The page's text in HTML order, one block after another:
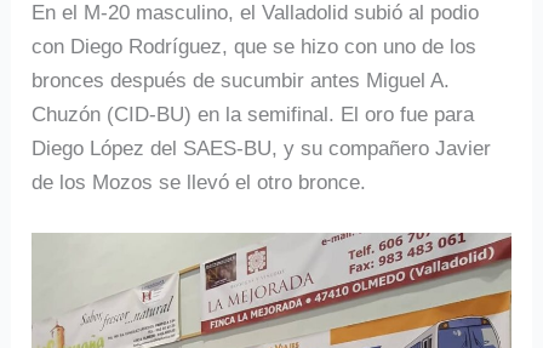
En el M-20 masculino, el Valladolid subió al podio
con Diego Rodríguez, que se hizo con uno de los
bronces después de sucumbir antes Miguel A.
Chuzón (CID-BU) en la semifinal. El oro fue para
Diego López del SAES-BU, y su compañero Javier
de los Mozos se llevó el otro bronce.